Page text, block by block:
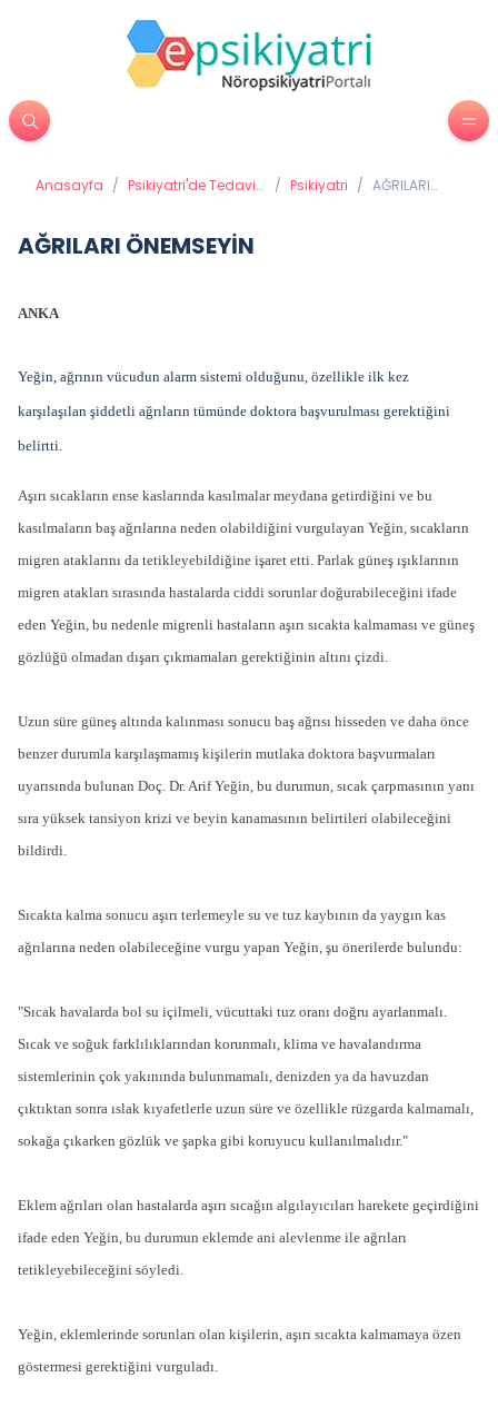
Anasayfa / Psikiyatri'de Tedavi
/ Psikiyatri / AĞRILARI
AĞRILARI ÖNEMSEYİN
ANKA
Yeğin, ağrının vücudun alarm sistemi olduğunu, özellikle ilk kez
karşılaşılan şiddetli ağrıların tümünde doktora başvurulması gerektiğini
belirtti.
Aşırı sıcakların ense kaslarında kasılmalar meydana getirdiğini ve bu
kasılmaların baş ağrılarına neden olabildiğini vurgulayan Yeğin, sıcakların
migren ataklarını da tetikleyebildiğine işaret etti. Parlak güneş ışıklarının
migren atakları sırasında hastalarda ciddi sorunlar doğurabileceğini ifade
eden Yeğin, bu nedenle migrenli hastaların aşırı sıcakta kalmaması ve güneş
gözlüğü olmadan dışarı çıkmamaları gerektiğinin altını çizdi.
Uzun süre güneş altında kalınması sonucu baş ağrısı hisseden ve daha önce
benzer durumla karşılaşmamış kişilerin mutlaka doktora başvurmaları
uyarısında bulunan Doç. Dr. Arif Yeğin, bu durumun, sıcak çarpmasının yanı
sıra yüksek tansiyon krizi ve beyin kanamasının belirtileri olabileceğini
bildirdi.
Sıcakta kalma sonucu aşırı terlemeyle su ve tuz kaybının da yaygın kas
ağrılarına neden olabileceğine vurgu yapan Yeğin, şu önerilerde bulundu:
"Sıcak havalarda bol su içilmeli, vücuttaki tuz oranı doğru ayarlanmalı.
Sıcak ve soğuk farklılıklarından korunmalı, klima ve havalandırma
sistemlerinin çok yakınında bulunmamalı, denizden ya da havuzdan
çıktıktan sonra ıslak kıyafetlerle uzun süre ve özellikle rüzgarda kalmamalı,
sokağa çıkarken gözlük ve şapka gibi koruyucu kullanılmalıdır."
Eklem ağrıları olan hastalarda aşırı sıcağın algılayıcıları harekete geçirdiğini
ifade eden Yeğin, bu durumun eklemde ani alevlenme ile ağrıları
tetikleyebileceğini söyledi.
Yeğin, eklemlerinde sorunları olan kişilerin, aşırı sıcakta kalmamaya özen
göstermesi gerektiğini vurguladı.